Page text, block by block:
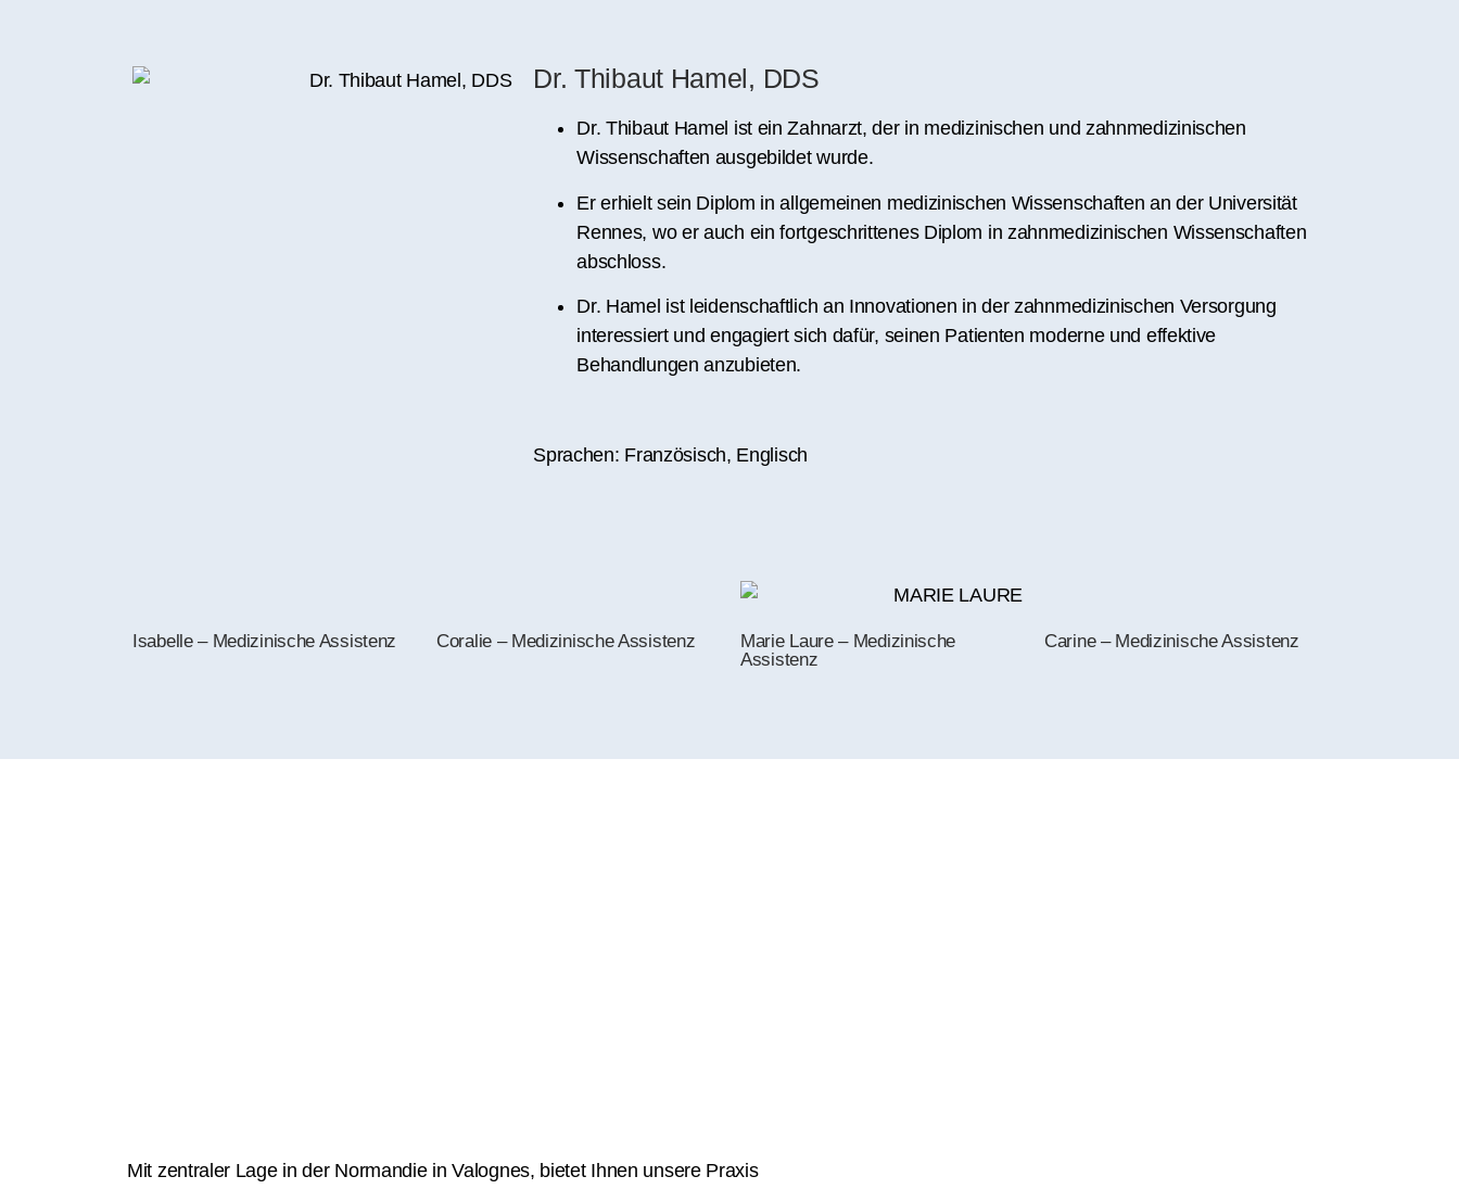
Dr. Thibaut Hamel, DDS
Dr. Thibaut Hamel ist ein Zahnarzt, der in medizinischen und zahnmedizinischen
Wissenschaften ausgebildet wurde.
Er erhielt sein Diplom in allgemeinen medizinischen Wissenschaften an der Universität
Rennes, wo er auch ein fortgeschrittenes Diplom in zahnmedizinischen Wissenschaften
abschloss.
Dr. Hamel ist leidenschaftlich an Innovationen in der zahnmedizinischen Versorgung
interessiert und engagiert sich dafür, seinen Patienten moderne und effektive
Behandlungen anzubieten.
Sprachen: Französisch, Englisch
Isabelle – Medizinische Assistenz Coralie – Medizinische Assistenz
Marie Laure – Medizinische
Assistenz
Carine – Medizinische Assistenz
Mit zentraler Lage in der Normandie in Valognes, bietet Ihnen unsere Praxis